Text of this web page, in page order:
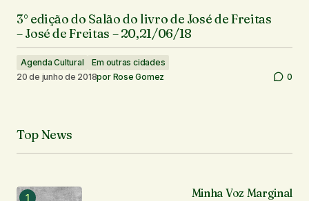
3° edição do Salão do livro de José de Freitas
– José de Freitas – 20,21/06/18
Agenda Cultural
Em outras cidades
20 de junho de 2018por Rose Gomez 0
Top News
Minha Voz Marginal